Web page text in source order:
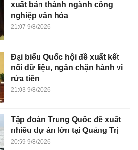
xuất bản thành ngành công
nghiệp văn hóa
21:07 9/8/2026
Đại biểu Quốc hội đề xuất kết
nối dữ liệu, ngăn chặn hành vi
rửa tiền
21:03 9/8/2026
Tập đoàn Trung Quốc đề xuất
nhiều dự án lớn tại Quảng Trị
20:59 9/8/2026